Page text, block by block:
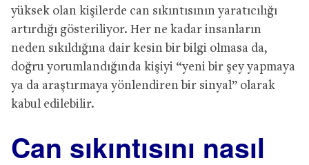
yüksek olan kişilerde can sıkıntısının yaratıcılığı
artırdığı gösteriliyor. Her ne kadar insanların
neden sıkıldığına dair kesin bir bilgi olmasa da,
doğru yorumlandığında kişiyi “yeni bir şey yapmaya
ya da araştırmaya yönlendiren bir sinyal” olarak
kabul edilebilir.
Can sıkıntısını nasıl